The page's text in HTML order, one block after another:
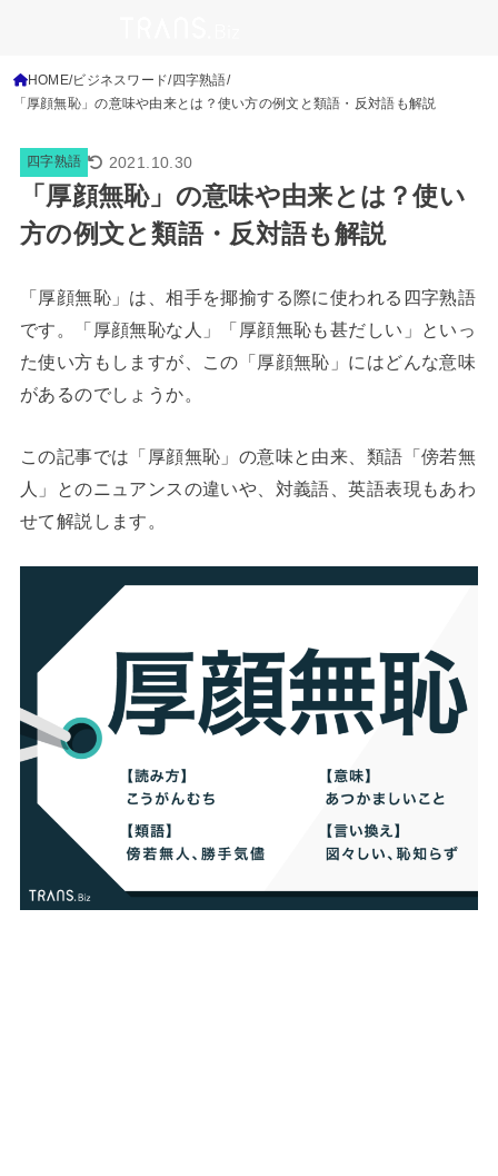
HOME ビジネスワード 四字熟語
「厚顔無恥」の意味や由来とは？使い方の例文と類語・反対語も解説
四字熟語 2021.10.30
「厚顔無恥」の意味や由来とは？使い
方の例文と類語・反対語も解説
「厚顔無恥」は、相手を揶揄する際に使われる四字熟語
です。「厚顔無恥な人」「厚顔無恥も甚だしい」といっ
た使い方もしますが、この「厚顔無恥」にはどんな意味
があるのでしょうか。
この記事では「厚顔無恥」の意味と由来、類語「傍若無
人」とのニュアンスの違いや、対義語、英語表現もあわ
せて解説します。